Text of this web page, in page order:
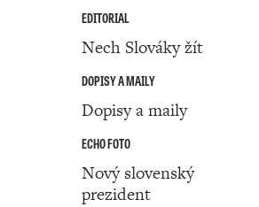
EDITORIAL
Nech Slováky žít
DOPISY A MAILY
Dopisy a maily
ECHO FOTO
Nový slovenský
prezident